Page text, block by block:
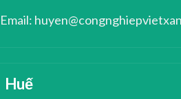
Email:
Huế